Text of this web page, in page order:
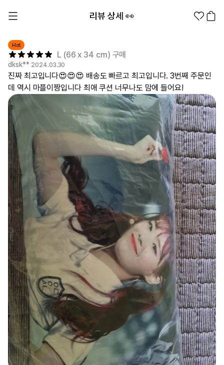
Hot
L (66 x 34 cm) 구매
dksk** 2024.03.30
진짜 최고입니다😍😍😍 배송도 빠르고 최고입니다. 3번째 주문인
데 역시 마플이짱입니다 최애 쿠션 너무나도 맘에 들어요!
리뷰 상세 👀
대량 주문 기업/웰컴 키트 굿즈 제작 방법
의류
패션잡화
팬굿즈
스티커
지류
문구/오피스
스마트폰
리빙
쿠션/패브릭
스포츠
키즈
반려동물
의류 카테고리
전체상품 1분컷 티셔츠 티셔츠
셔츠 맨투맨 후드
집업 아우터 바지
핫피/로브